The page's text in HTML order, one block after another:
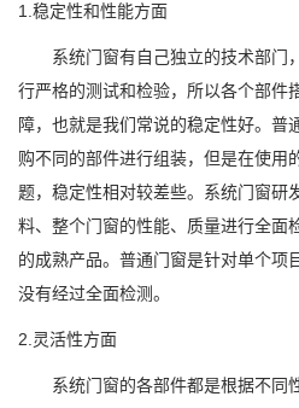
1.稳定性和性能方面
系统门窗有自己独立的技术部门
行严格的测试和检验，所以各个部件
障，也就是我们常说的稳定性好。普
购不同的部件进行组装，但是在使用
题，稳定性相对较差些。系统门窗研
料、整个门窗的性能、质量进行全面
的成熟产品。普通门窗是针对单个项
没有经过全面检测。
2.灵活性方面
系统门窗的各部件都是根据不同